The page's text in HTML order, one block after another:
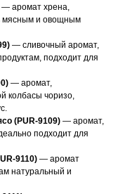
— аромат хрена,
мясным и овощным
— сливочный аромат,
подходит для
— аромат,
колбасы чоризо,
(PUR-9109) — аромат,
подходит для
9110) — аромат
натуральный и